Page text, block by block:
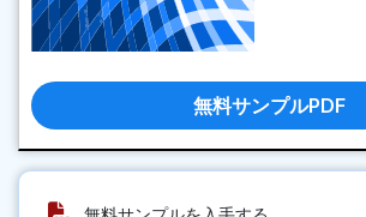
無料サンプルPDF